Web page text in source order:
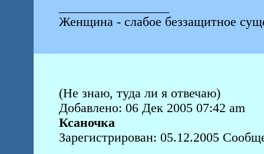
Женщина - слабое беззащитное
(Не знаю, туда ли я отвечаю)
Добавлено: 06 Дек 2005 07:42 am
Ксаночка
Зарегистрирован: 05.12.2005